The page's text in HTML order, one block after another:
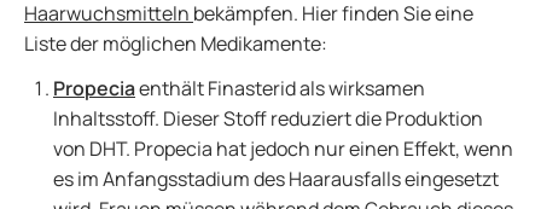
Haarwuchsmitteln bekämpfen. Hier finden Sie eine
Liste der möglichen Medikamente:
Propeciaenthält Finasterid als wirksamen
Inhaltsstoff. Dieser Stoff reduziert die Produktion
von DHT. Propecia hat jedoch nur einen Effekt, wenn
es im Anfangsstadium des Haarausfalls eingesetzt